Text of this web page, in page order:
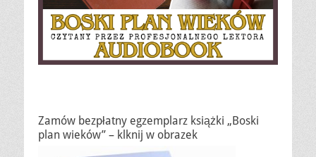
Zamów bezpłatny egzemplarz książki „Boski
plan wieków” – klknij w obrazek